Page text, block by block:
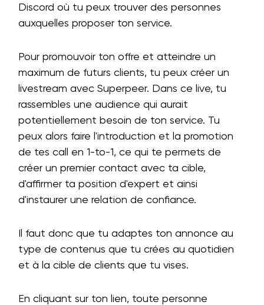
Discord où tu peux trouver des personnes
auxquelles proposer ton service.
Pour promouvoir ton offre et atteindre un
maximum de futurs clients, tu peux créer un
livestream avec Superpeer. Dans ce live, tu
rassembles une audience qui aurait
potentiellement besoin de ton service. Tu
peux alors faire l'introduction et la promotion
de tes call en 1-to-1, ce qui te permets de
créer un premier contact avec ta cible,
d'affirmer ta position d'expert et ainsi
d'instaurer une relation de confiance.
Il faut donc que tu adaptes ton annonce au
type de contenus que tu crées au quotidien
et à la cible de clients que tu vises.
En cliquant sur ton lien, toute personne